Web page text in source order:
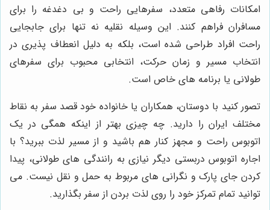
امکانات رفاهی متعدد، سفرهایی راحت و بی دغدغه را برای
مسافران فراهم کنند. این وسیله نقلیه نه تنها برای جابجایی
راحت افراد طراحی شده است، بلکه به دلیل انعطاف پذیری در
انتخاب مسیر و زمان حرکت، انتخابی محبوب برای سفرهای
طولانی یا برنامه های خاص است.
تصور کنید با دوستان، همکاران یا خانواده خود قصد سفر به نقاط
مختلف ایران را دارید. چه چیزی بهتر از اینکه همگی در یک
اتوبوس راحت و مجهز کنار هم باشید و از مسیر لذت ببرید؟ با
اجاره اتوبوس دربستی دیگر نیازی به رانندگی های طولانی، پیدا
کردن جای پارک و نگرانی های مربوط به حمل و نقل نیست. می
توانید تمام تمرکز خود را روی لذت بردن از سفر بگذارید.